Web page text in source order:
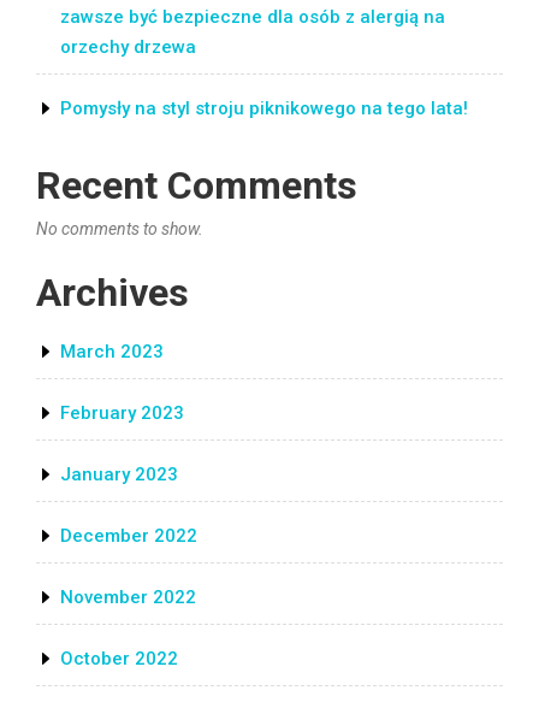
zawsze być bezpieczne dla osób z alergią na
orzechy drzewa
Pomysły na styl stroju piknikowego na tego lata!
Recent Comments
No comments to show.
Archives
March 2023
February 2023
January 2023
December 2022
November 2022
October 2022